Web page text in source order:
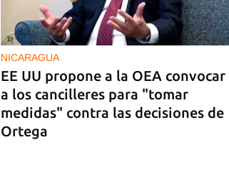
NICARAGUA
EE UU propone a la OEA convocar
a los cancilleres para "tomar
medidas" contra las decisiones de
Ortega